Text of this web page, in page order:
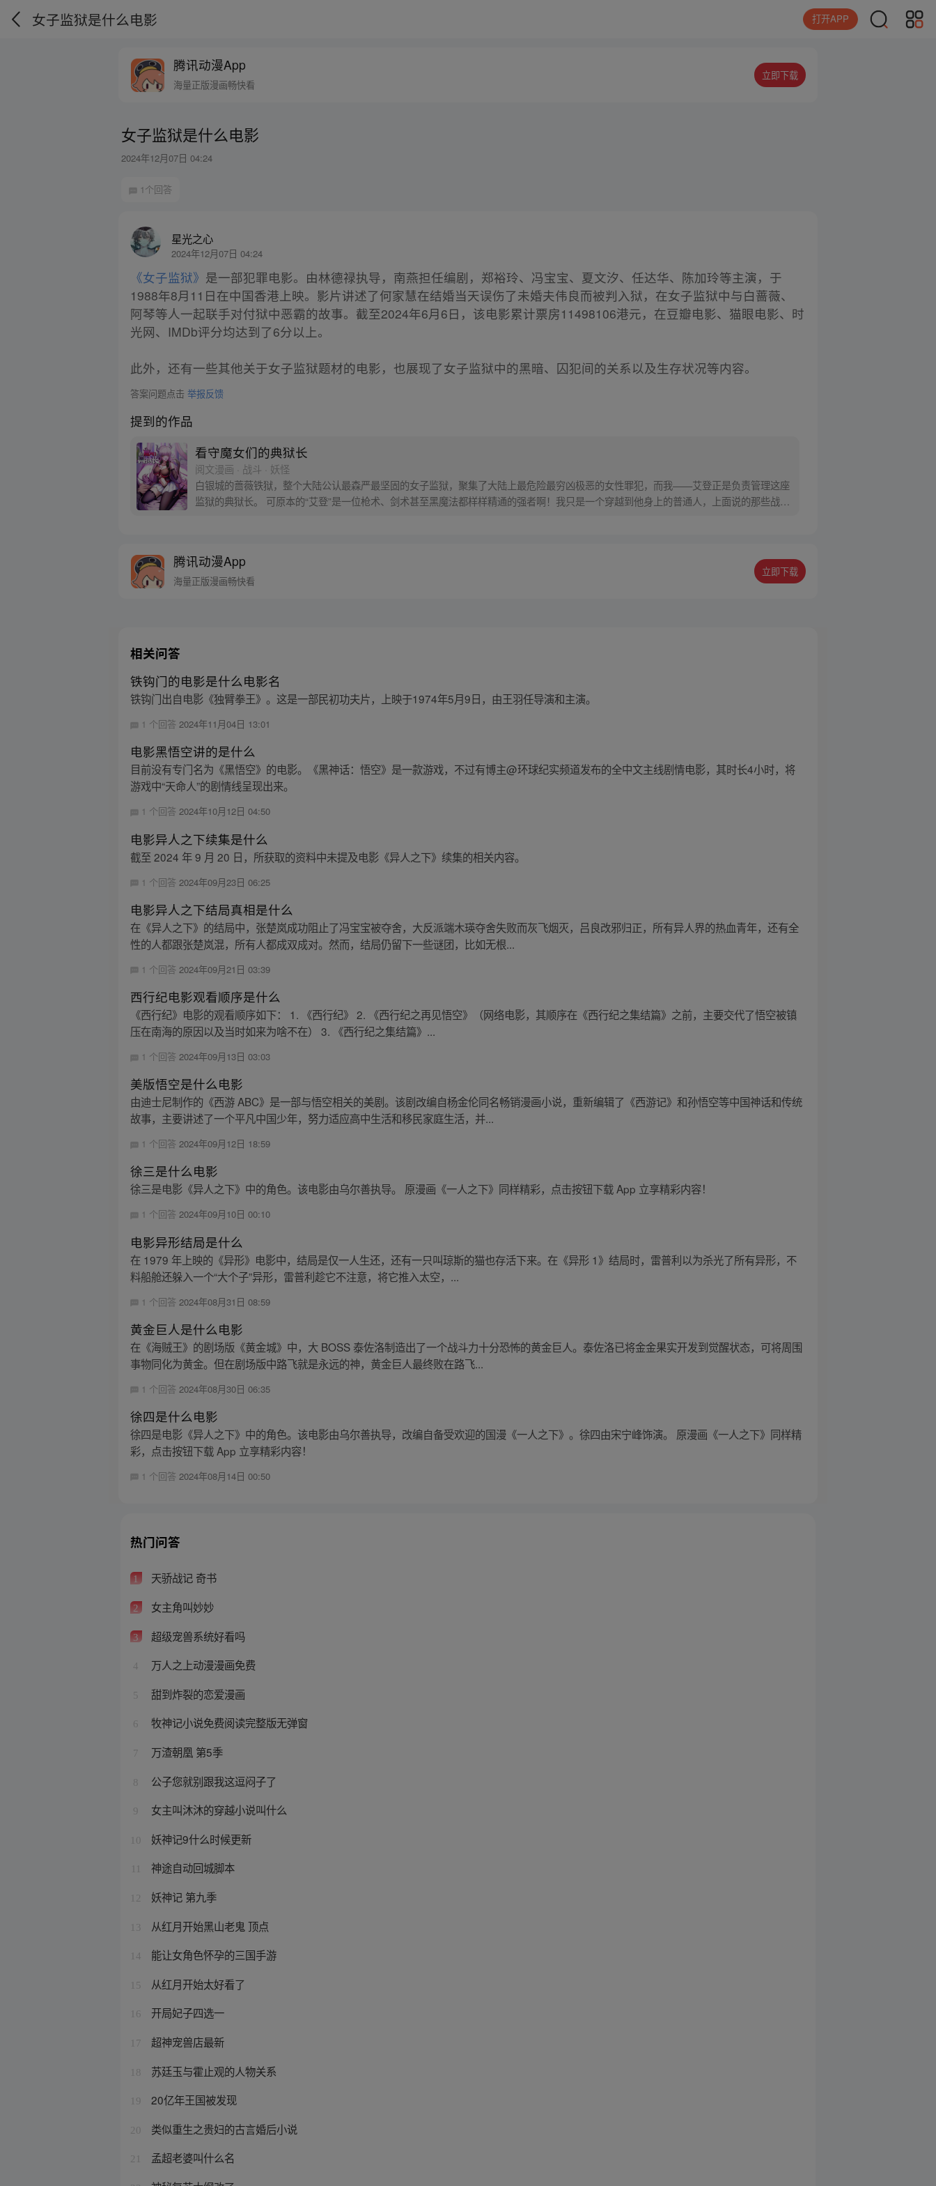
女子监狱是什么电影 打开APP
腾讯动漫App
海量正版漫画畅快看
立即下载
女子监狱是什么电影
2024年12月07日 04:24
1个回答
星光之心
2024年12月07日 04:24
《女子监狱》 是一部犯罪电影。由林德禄执导，南燕担任编剧，郑裕玲、冯宝宝、夏文汐、任达华、陈加玲等主演，于
1988年8月11日在中国香港上映。影片讲述了何家慧在结婚当天误伤了未婚夫伟良而被判入狱，在女子监狱中与白蔷薇、
阿琴等人一起联手对付狱中恶霸的故事。截至2024年6月6日，该电影累计票房11498106港元，在豆瓣电影、猫眼电影、时
光网、IMDb评分均达到了6分以上。
此外，还有一些其他关于女子监狱题材的电影，也展现了女子监狱中的黑暗、囚犯间的关系以及生存状况等内容。
答案问题点击举报反馈
提到的作品
看守魔女们的典狱长
阅文漫画 · 战斗 · 妖怪
白银城的蔷薇铁狱，整个大陆公认最森严最坚固的女子监狱，聚集了大陆上最危险最穷凶极恶的女性罪犯，而我——艾登正是负责管理这座
监狱的典狱长。 可原本的“艾登”是一位枪术、剑术甚至黑魔法都样样精通的强者啊！我只是一个穿越到他身上的普通人，上面说的那些战斗
腾讯动漫App
海量正版漫画畅快看
立即下载
相关问答
铁钩门的电影是什么电影名
铁钩门出自电影《独臂拳王》。这是一部民初功夫片，上映于1974年5月9日，由王羽任导演和主演。
1 个回答2024年11月04日 13:01
电影黑悟空讲的是什么
目前没有专门名为《黑悟空》的电影。《黑神话：悟空》是一款游戏，不过有博主@环球纪实频道发布的全中文主线剧情电影，其时长4小时，将
游戏中“天命人”的剧情线呈现出来。
1 个回答2024年10月12日 04:50
电影异人之下续集是什么
截至 2024 年 9 月 20 日，所获取的资料中未提及电影《异人之下》续集的相关内容。
1 个回答 2024年09月23日 06:25
电影异人之下结局真相是什么
在《异人之下》的结局中，张楚岚成功阻止了冯宝宝被夺舍，大反派端木瑛夺舍失败而灰飞烟灭，吕良改邪归正，所有异人界的热血青年，还有全
性的人都跟张楚岚混，所有人都成双成对。然而，结局仍留下一些谜团，比如无根...
1 个回答 2024年09月21日 03:39
西行纪电影观看顺序是什么
《西行纪》电影的观看顺序如下： 1. 《西行纪》 2. 《西行纪之再见悟空》（网络电影，其顺序在《西行纪之集结篇》之前，主要交代了悟空被镇
压在南海的原因以及当时如来为啥不在） 3. 《西行纪之集结篇》...
1 个回答2024年09月13日 03:03
美版悟空是什么电影
由迪士尼制作的《西游 ABC》是一部与悟空相关的美剧。该剧改编自杨金伦同名畅销漫画小说，重新编辑了《西游记》和孙悟空等中国神话和传统
故事，主要讲述了一个平凡中国少年，努力适应高中生活和移民家庭生活，并...
1 个回答2024年09月12日 18:59
徐三是什么电影
徐三是电影《异人之下》中的角色。该电影由乌尔善执导。 原漫画《一人之下》同样精彩，点击按钮下载 App 立享精彩内容！
1 个回答2024年09月10日 00:10
电影异形结局是什么
在 1979 年上映的《异形》电影中，结局是仅一人生还，还有一只叫琼斯的猫也存活下来。在《异形 1》结局时，雷普利以为杀光了所有异形，不
料船舱还躲入一个“大个子”异形，雷普利趁它不注意，将它推入太空，...
1 个回答 2024年08月31日 08:59
黄金巨人是什么电影
在《海贼王》的剧场版《黄金城》中，大 BOSS 泰佐洛制造出了一个战斗力十分恐怖的黄金巨人。泰佐洛已将金金果实开发到觉醒状态，可将周围
事物同化为黄金。但在剧场版中路飞就是永远的神，黄金巨人最终败在路飞...
1 个回答 2024年08月30日 06:35
徐四是什么电影
徐四是电影《异人之下》中的角色。该电影由乌尔善执导，改编自备受欢迎的国漫《一人之下》。徐四由宋宁峰饰演。 原漫画《一人之下》同样精
彩，点击按钮下载 App 立享精彩内容！
1 个回答2024年08月14日 00:50
热门问答
1 天骄战记 奇书
2 女主角叫妙妙
3 超级宠兽系统好看吗
4 万人之上动漫漫画免费
5 甜到炸裂的恋爱漫画
6 牧神记小说免费阅读完整版无弹窗
7 万渣朝凰 第5季
8 公子您就别跟我这逗闷子了
9 女主叫沐沐的穿越小说叫什么
10 妖神记9什么时候更新
神途自动回城脚本
12 妖神记 第九季
13 从红月开始黑山老鬼 顶点
14 能让女角色怀孕的三国手游
15 从红月开始太好看了
16 开局妃子四选一
17 超神宠兽店最新
18 苏廷玉与霍止观的人物关系
19 20亿年王国被发现
20 类似重生之贵妇的古言婚后小说
21 孟超老婆叫什么名